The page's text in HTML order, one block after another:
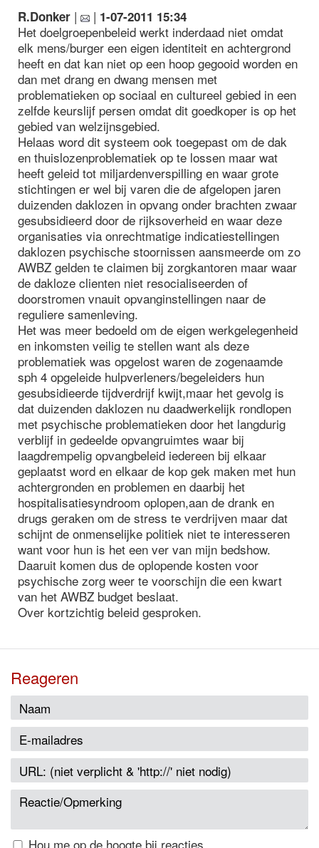
R.Donker | | 1-07-2011 15:34
Het doelgroepenbeleid werkt inderdaad niet omdat
elk mens/burger een eigen identiteit en achtergrond
heeft en dat kan niet op een hoop gegooid worden en
dan met drang en dwang mensen met
problematieken op sociaal en cultureel gebied in een
zelfde keurslijf persen omdat dit goedkoper is op het
gebied van welzijnsgebied.
Helaas word dit systeem ook toegepast om de dak
en thuislozenproblematiek op te lossen maar wat
heeft geleid tot miljardenverspilling en waar grote
stichtingen er wel bij varen die de afgelopen jaren
duizenden daklozen in opvang onder brachten zwaar
gesubsidieerd door de rijksoverheid en waar deze
organisaties via onrechtmatige indicatiestellingen
daklozen psychische stoornissen aansmeerde om zo
AWBZ gelden te claimen bij zorgkantoren maar waar
de dakloze clienten niet resocialiseerden of
doorstromen vnauit opvanginstellingen naar de
reguliere samenleving.
Het was meer bedoeld om de eigen werkgelegenheid
en inkomsten veilig te stellen want als deze
problematiek was opgelost waren de zogenaamde
sph 4 opgeleide hulpverleners/begeleiders hun
gesubsidieerde tijdverdrijf kwijt,maar het gevolg is
dat duizenden daklozen nu daadwerkelijk rondlopen
met psychische problematieken door het langdurig
verblijf in gedeelde opvangruimtes waar bij
laagdrempelig opvangbeleid iedereen bij elkaar
geplaatst word en elkaar de kop gek maken met hun
achtergronden en problemen en daarbij het
hospitalisatiesyndroom oplopen,aan de drank en
drugs geraken om de stress te verdrijven maar dat
schijnt de onmenselijke politiek niet te interesseren
want voor hun is het een ver van mijn bedshow.
Daaruit komen dus de oplopende kosten voor
psychische zorg weer te voorschijn die een kwart
van het AWBZ budget beslaat.
Over kortzichtig beleid gesproken.
Reageren
Hou me op de hoogte bij reacties.